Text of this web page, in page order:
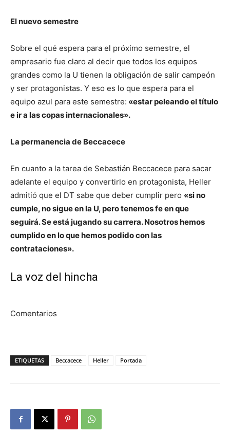
El nuevo semestre
Sobre el qué espera para el próximo semestre, el
empresario fue claro al decir que todos los equipos
grandes como la U tienen la obligación de salir campeón
y ser protagonistas. Y eso es lo que espera para el
equipo azul para este semestre: «estar peleando el título
e ir a las copas internacionales».
La permanencia de Beccacece
En cuanto a la tarea de Sebastián Beccacece para sacar
adelante el equipo y convertirlo en protagonista, Heller
admitió que el DT sabe que deber cumplir pero «si no
cumple, no sigue en la U, pero tenemos fe en que
seguirá. Se está jugando su carrera. Nosotros hemos
cumplido en lo que hemos podido con las
contrataciones».
La voz del hincha
Comentarios
ETIQUETAS Beccacece Heller Portada